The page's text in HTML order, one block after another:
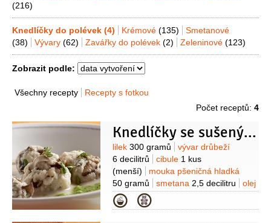
(216)
Knedlíčky do polévek (4) Krémové (135)
Smetanové
(38)
Vývary (62) Zavářky do polévek (2) Zeleninové (123)
Zobrazit podle:
Všechny recepty
Recepty s fotkou
Počet receptů: 4
Knedlíčky se sušenými houbami
Suroviny
lilek 300 gramů
vývar drůbeží
6 decilitrů
cibule 1 kus
(menší)
mouka pšeničná hladká
50 gramů
smetana 2,5 decilitru
olej
olivový2/3
2 stroužky
rozmarýn
Kategorie